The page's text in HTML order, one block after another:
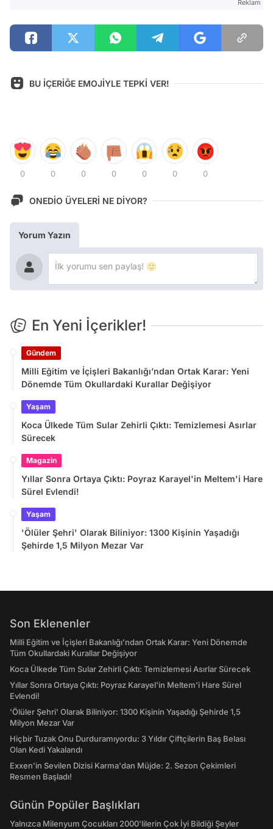
Reklam
BU İÇERİĞE EMOJİYLE TEPKİ VER!
0 0 0 0 0 0 0
ONEDİO ÜYELERİ NE DİYOR?
Yorum Yazın
En Yeni İçerikler!
Gündem
Milli Eğitim ve İçişleri Bakanlığı’ndan Ortak Karar: Yeni
Dönemde Tüm Okullardaki Kurallar Değişiyor
Yaşam
Koca Ülkede Tüm Sular Zehirli Çıktı: Temizlemesi Asırlar
Sürecek
Magazin
Yıllar Sonra Ortaya Çıktı: Poyraz Karayel'in Meltem'i Hare
Sürel Evlendi!
Yaşam
'Ölüler Şehri' Olarak Biliniyor: 1300 Kişinin Yaşadığı
Şehirde 1,5 Milyon Mezar Var
Son Eklenenler
Milli Eğitim ve İçişleri Bakanlığı’ndan Ortak Karar: Yeni Dönemde
Tüm Okullardaki Kurallar Değişiyor
Koca Ülkede Tüm Sular Zehirli Çıktı: Temizlemesi Asırlar Sürecek
Yıllar Sonra Ortaya Çıktı: Poyraz Karayel'in Meltem'i Hare Sürel
Evlendi!
'Ölüler Şehri' Olarak Biliniyor: 1300 Kişinin Yaşadığı Şehirde 1,5
Milyon Mezar Var
Hiçbir Tuzak Onu Durduramıyordu: 3 Yıldır Çiftçilerin Baş Belası
Olan Kedi Yakalandı
Exxen'in Sevilen Dizisi Karma'dan Müjde: 2. Sezon Çekimleri
Resmen Başladı!
Günün Popüler Başlıkları
Yalnızca Milenyum Çocukları 2000'lilerin Çok İyi Bildiği Şeyler